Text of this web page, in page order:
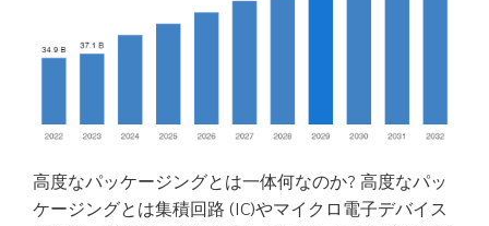
高度なパッケージングとは一体何なのか? 高度なパッ
ケージングとは集積回路 (IC)やマイクロ電子デバイス